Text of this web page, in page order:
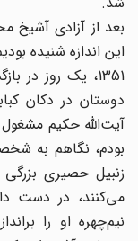
بعد از آزادی آشیخ
این اندازه شنیده
1351، یک روز در
دوستان در دکان
آیت‌الله حکیم مشغول
بودم، نگاهم به
زنبیل حصیری بزرگی
می‌کنند، در دست
نیم‌چهره او را